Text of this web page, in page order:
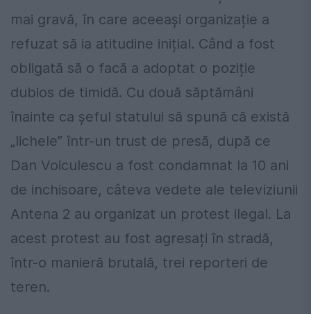
mai gravă, în care aceeași organizație a
refuzat să ia atitudine inițial. Când a fost
obligată să o facă a adoptat o poziție
dubios de timidă. Cu două săptămâni
înainte ca șeful statului să spună că există
„lichele” într-un trust de presă, după ce
Dan Voiculescu a fost condamnat la 10 ani
de inchisoare, câteva vedete ale televiziunii
Antena 2 au organizat un protest ilegal. La
acest protest au fost agresați în stradă,
într-o manieră brutală, trei reporteri de
teren.